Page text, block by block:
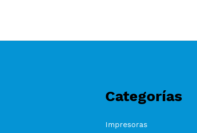
Categorías
Impresoras